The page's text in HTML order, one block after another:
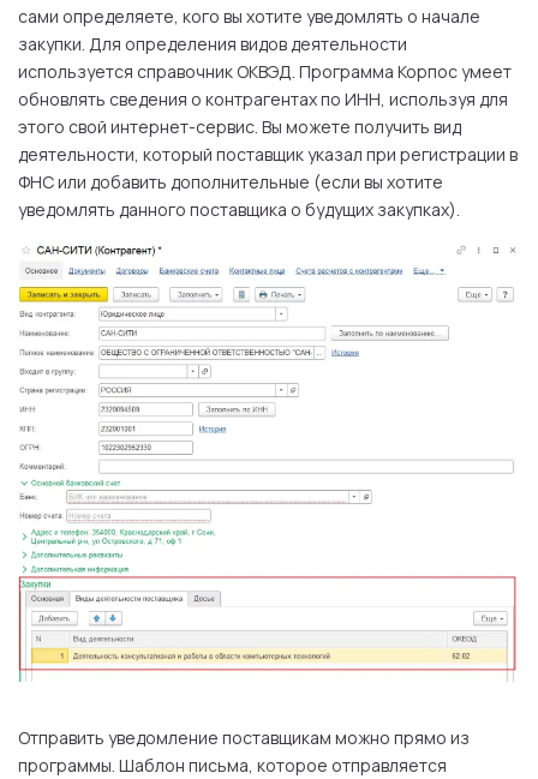
сами определяете, кого вы хотите уведомлять о начале
закупки. Для определения видов деятельности
используется справочник ОКВЭД. Программа Корпос умеет
обновлять сведения о контрагентах по ИНН, используя для
этого свой интернет-сервис. Вы можете получить вид
деятельности, который поставщик указал при регистрации в
ФНС или добавить дополнительные (если вы хотите
уведомлять данного поставщика о будущих закупках).
Отправить уведомление поставщикам можно прямо из
программы. Шаблон письма, которое отправляется